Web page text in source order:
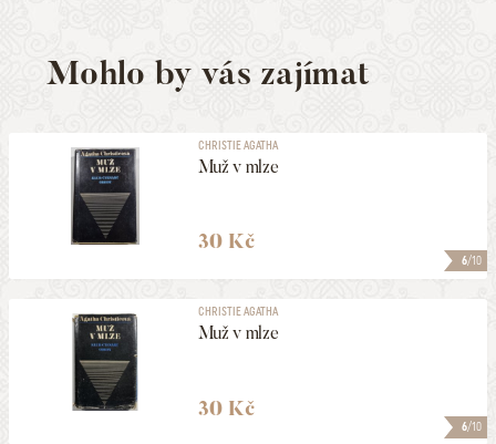
Mohlo by vás zajímat
6/10
CHRISTIE AGATHA
Muž v mlze
30 Kč
6/10
CHRISTIE AGATHA
Muž v mlze
30 Kč